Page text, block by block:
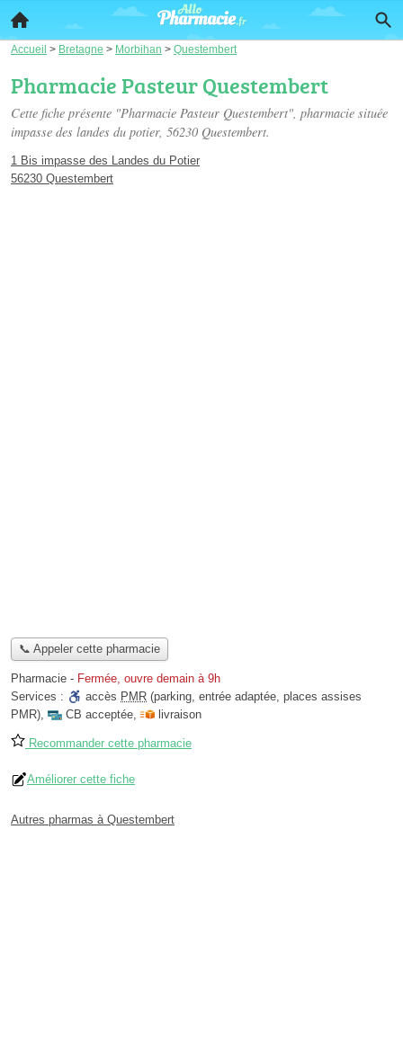
Accueil > Bretagne > Morbihan > Questembert
Pharmacie Pasteur Questembert
Cette fiche présente "Pharmacie Pasteur Questembert", pharmacie située
impasse des landes du potier, 56230 Questembert.
1 Bis impasse des Landes du Potier
56230 Questembert
📞 Appeler cette pharmacie
Pharmacie - Fermée, ouvre demain à 9h
Services :
accès PMR (parking, entrée adaptée, places assises
PMR), CB acceptée, livraison
Recommander cette pharmacie
Améliorer cette fiche
Autres pharmas à Questembert